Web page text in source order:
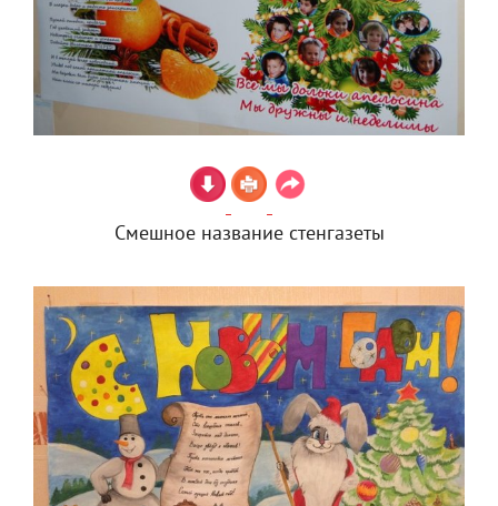
Смешное название стенгазеты